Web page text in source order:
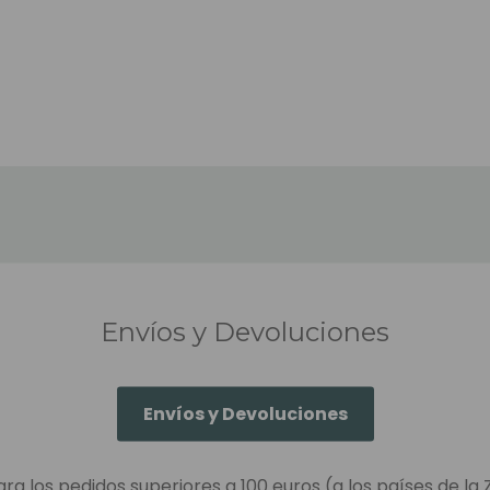
Envíos y Devoluciones
Envíos y Devoluciones